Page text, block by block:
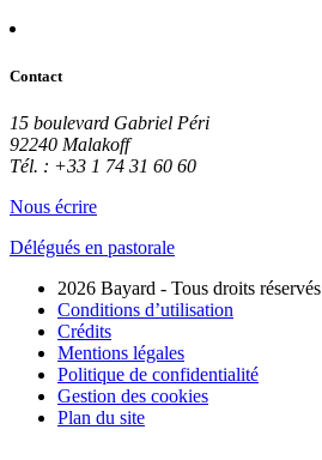
Contact
15 boulevard Gabriel Péri
92240 Malakoff
Tél. : +33 1 74 31 60 60
Nous écrire
Délégués en pastorale
2026 Bayard - Tous droits réservés
Conditions d’utilisation
Crédits
Mentions légales
Politique de confidentialité
Gestion des cookies
Plan du site